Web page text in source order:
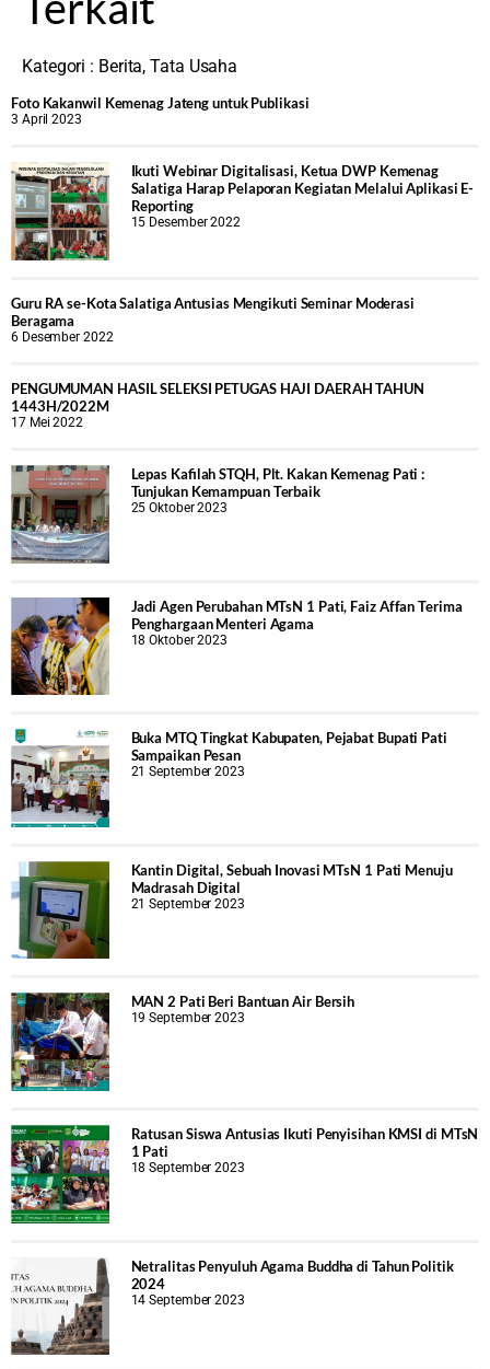
Kategori : Berita,Tata Usaha
Foto Kakanwil Kemenag Jateng untuk Publikasi
3 April 2023
Ikuti Webinar Digitalisasi, Ketua DWP Kemenag
Salatiga Harap Pelaporan Kegiatan Melalui Aplikasi E-
Reporting
15 Desember 2022
Guru RA se-Kota Salatiga Antusias Mengikuti Seminar Moderasi
Beragama
6 Desember 2022
PENGUMUMAN HASIL SELEKSI PETUGAS HAJI DAERAH TAHUN
1443H/2022M
17 Mei 2022
Lepas Kafilah STQH, Plt. Kakan Kemenag Pati :
Tunjukan Kemampuan Terbaik
25 Oktober 2023
Jadi Agen Perubahan MTsN 1 Pati, Faiz Affan Terima
Penghargaan Menteri Agama
18 Oktober 2023
Buka MTQ Tingkat Kabupaten, Pejabat Bupati Pati
Sampaikan Pesan
21 September 2023
Kantin Digital, Sebuah Inovasi MTsN 1 Pati Menuju
Madrasah Digital
21 September 2023
MAN 2 Pati Beri Bantuan Air Bersih
19 September 2023
Ratusan Siswa Antusias Ikuti Penyisihan KMSI di MTsN
1 Pati
18 September 2023
Netralitas Penyuluh Agama Buddha di Tahun Politik
2024
14 September 2023